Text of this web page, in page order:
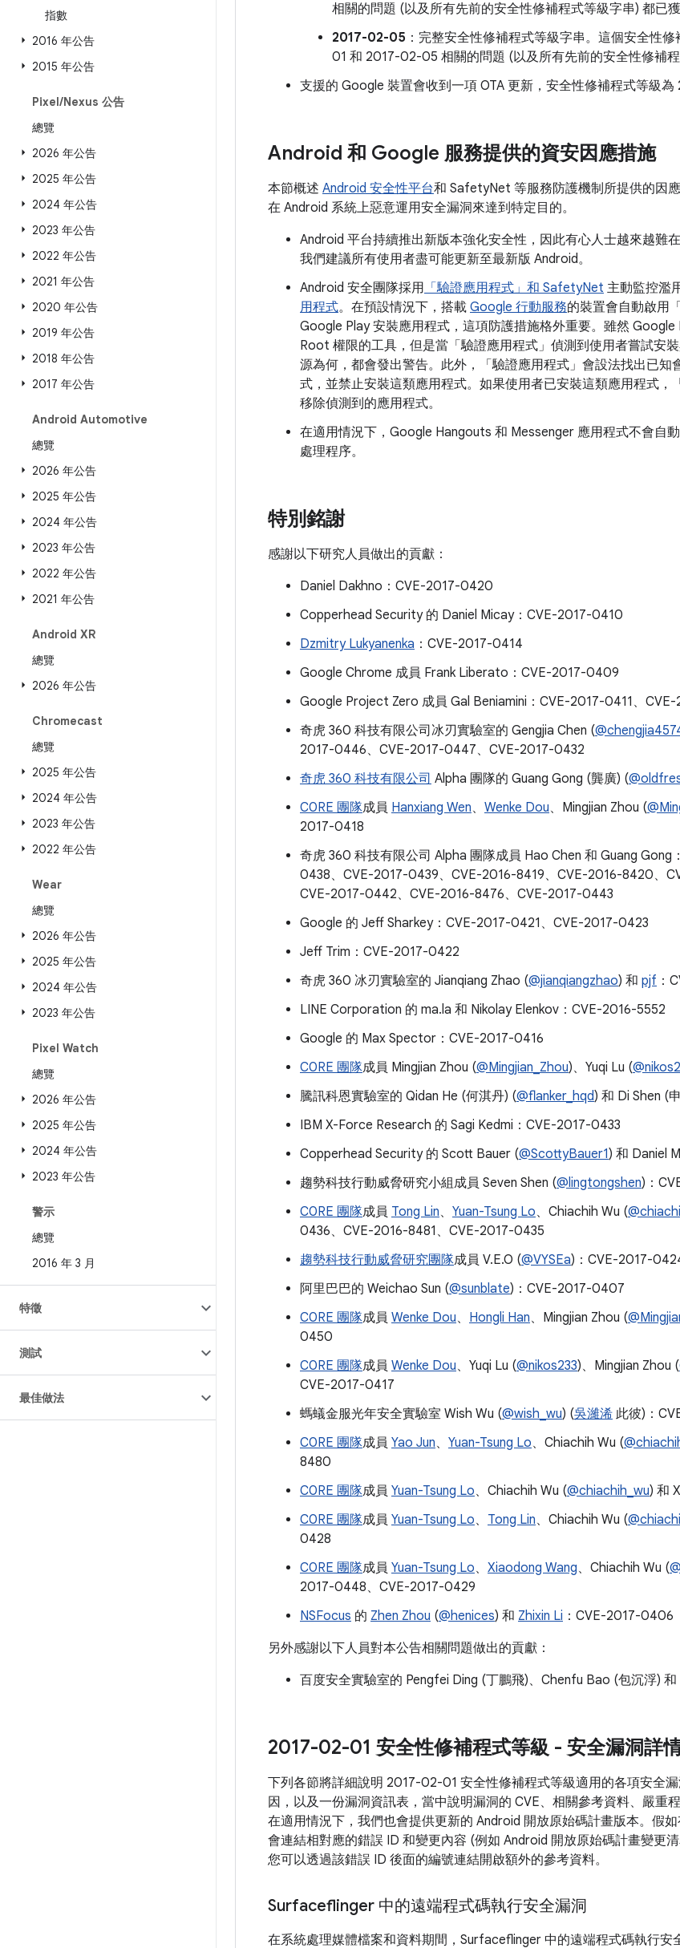
指數
2016 年公告
2015 年公告
Pixel/Nexus 公告
總覽
2026 年公告
2025 年公告
2024 年公告
2023 年公告
2022 年公告
2021 年公告
2020 年公告
2019 年公告
2018 年公告
2017 年公告
Android Automotive
總覽
2026 年公告
2025 年公告
2024 年公告
2023 年公告
2022 年公告
2021 年公告
Android XR
總覽
2026 年公告
Chromecast
總覽
2025 年公告
2024 年公告
2023 年公告
2022 年公告
Wear
總覽
2026 年公告
2025 年公告
2024 年公告
2023 年公告
Pixel Watch
總覽
2026 年公告
2025 年公告
2024 年公告
2023 年公告
警示
總覽
2016 年 3 月
特徵
測試
最佳做法
相關的問題 (以及所有先前的安全性修補程式等級字串) 都已獲
2017-02-05 ：完整安全性修補程式等級字串。這個安全性
01 和 2017-02-05 相關的問題 (以及所有先前的安全性修補程
支援的 Google 裝置會收到一項 OTA 更新，安全性修補程式等級為
Android 和 Google 服務提供的資安因應措施
本節概述 Android 安全性平台和 SafetyNet 等服務防護機制所提供的因
在 Android 系統上惡意運用安全漏洞來達到特定目的。
Android 平台持續推出新版本強化安全性，因此有心人士越來越難
我們建議所有使用者盡可能更新至最新版 Android。
Android 安全團隊採用 「驗證應用程式」和 SafetyNet 主動監控濫
用程式。在預設情況下，搭載 Google 行動服務的裝置會自動啟用
Google Play 安裝應用程式，這項防護措施格外重要。雖然
Root 權限的工具，但是當「驗證應用程式」偵測到使用者嘗試安
源為何，都會發出警告。此外，「驗證應用程式」會設法找出已知
式，並禁止安裝這類應用程式。如果使用者已安裝這類應用程式，
移除偵測到的應用程式。
在適用情況下，Google Hangouts 和 Messenger 應用程式不會自
處理程序。
特別銘謝
感謝以下研究人員做出的貢獻：
Daniel Dakhno：CVE-2017-0420
Copperhead Security 的 Daniel Micay：CVE-2017-0410
Dzmitry Lukyanenka ：CVE-2017-0414
Google Chrome 成員 Frank Liberato：CVE-2017-0409
Google Project Zero 成員 Gal Beniamini：CVE-2017-0411、
奇虎 360 科技有限公司冰刃實驗室的 Gengjia Chen (
2017-0446、CVE-2017-0447、CVE-2017-0432
奇虎 360 科技有限公司 Alpha 團隊的 Guang Gong (龔廣) (
C0RE 團隊成員 Hanxiang Wen、 Wenke Dou、Mingjian Zhou (
2017-0418
奇虎 360 科技有限公司 Alpha 團隊成員 Hao Chen 和 Guang
0438、CVE-2017-0439、CVE-2016-8419、CVE-2016-8420、
CVE-2017-0442、CVE-2016-8476、CVE-2017-0443
Google 的 Jeff Sharkey：CVE-2017-0421、CVE-2017-0423
Jeff Trim：CVE-2017-0422
奇虎 360 冰刃實驗室的 Jianqiang Zhao (@jianqiangzhao) 和 pjf ：
LINE Corporation 的 ma.la 和 Nikolay Elenkov：CVE-2016-5552
Google 的 Max Spector：CVE-2017-0416
C0RE 團隊成員 Mingjian Zhou (@Mingjian_Zhou)、Yuqi Lu (
騰訊科恩實驗室的 Qidan He (何淇丹) (@flanker_hqd) 和 Di Shen (
IBM X-Force Research 的 Sagi Kedmi：CVE-2017-0433
Copperhead Security 的 Scott Bauer (@ScottyBauer1) 和 Daniel
趨勢科技行動威脅研究小組成員 Seven Shen (@lingtongshen)：
C0RE 團隊成員 Tong Lin、 Yuan-Tsung Lo、Chiachih Wu (
0436、CVE-2016-8481、CVE-2017-0435
趨勢科技行動威脅研究團隊成員 V.E.O (@VYSEa)：CVE-2017-
阿里巴巴的 Weichao Sun (@sunblate)：CVE-2017-0407
C0RE 團隊成員 Wenke Dou、 Hongli Han、Mingjian Zhou (
0450
C0RE 團隊成員 Wenke Dou、Yuqi Lu (@nikos233)、Mingjian Zhou (
CVE-2017-0417
螞蟻金服光年安全實驗室 Wish Wu (@wish_wu) (吳濰浠 此彼)：
C0RE 團隊成員 Yao Jun、 Yuan-Tsung Lo、Chiachih Wu (
8480
C0RE 團隊成員 Yuan-Tsung Lo、Chiachih Wu (@chiachih_wu) 和
C0RE 團隊成員 Yuan-Tsung Lo、 Tong Lin、Chiachih Wu (
0428
C0RE 團隊成員 Yuan-Tsung Lo、 Xiaodong Wang、Chiachih Wu (
2017-0448、CVE-2017-0429
NSFocus 的 Zhen Zhou (@henices) 和 Zhixin Li ：CVE-2017-0406
另外感謝以下人員對本公告相關問題做出的貢獻：
百度安全實驗室的 Pengfei Ding (丁鵬飛)、Chenfu Bao (包沉浮) 和
2017-02-01 安全性修補程式等級 - 安全漏洞詳
下列各節將詳細說明 2017-02-01 安全性修補程式等級適用的各項安全
因，以及一份漏洞資訊表，當中說明漏洞的 CVE、相關參考資料、嚴重
在適用情況下，我們也會提供更新的 Android 開放原始碼計畫版本。假
會連結相對應的錯誤 ID 和變更內容 (例如 Android 開放原始碼計畫變更
您可以透過該錯誤 ID 後面的編號連結開啟額外的參考資料。
Surfaceflinger 中的遠端程式碼執行安全漏洞
在系統處理媒體檔案和資料期間，Surfaceflinger 中的遠端程式碼執行